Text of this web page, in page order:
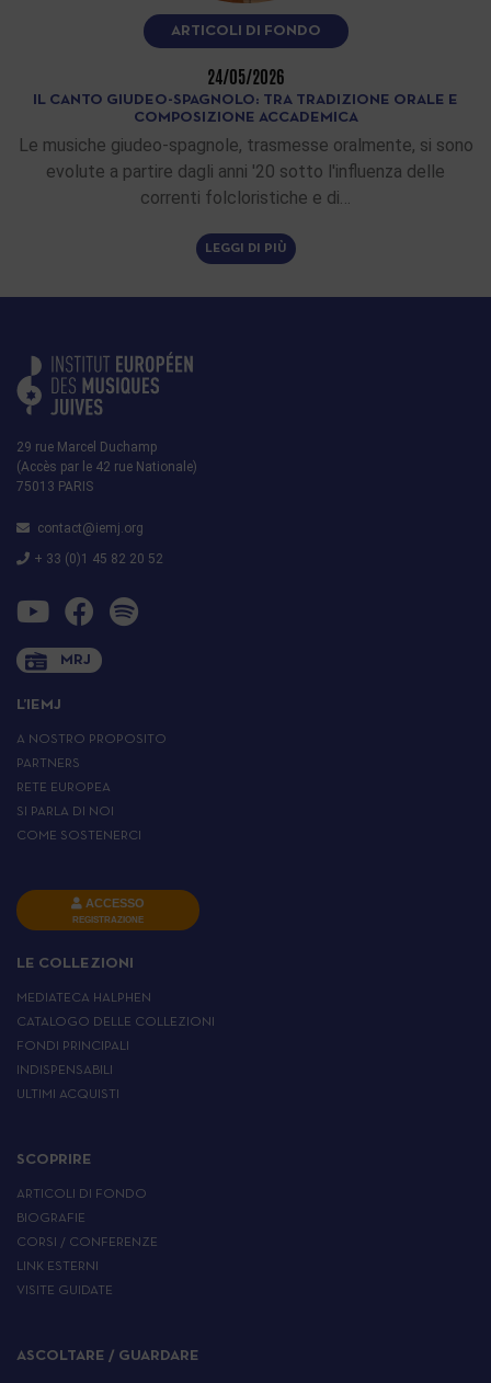
ARTICOLI DI FONDO
24/05/2026
IL CANTO GIUDEO-SPAGNOLO: TRA TRADIZIONE ORALE E
COMPOSIZIONE ACCADEMICA
Le musiche giudeo-spagnole, trasmesse oralmente, si sono
evolute a partire dagli anni '20 sotto l'influenza delle
correnti folcloristiche e di…
LEGGI DI PIÙ
29 rue Marcel Duchamp
(Accès par le 42 rue Nationale)
75013 PARIS
contact@iemj.org
+ 33 (0)1 45 82 20 52
MRJ
L’IEMJ
A NOSTRO PROPOSITO
PARTNERS
RETE EUROPEA
SI PARLA DI NOI
COME SOSTENERCI
ACCESSO
REGISTRAZIONE
LE COLLEZIONI
MEDIATECA HALPHEN
CATALOGO DELLE COLLEZIONI
FONDI PRINCIPALI
INDISPENSABILI
ULTIMI ACQUISTI
SCOPRIRE
ARTICOLI DI FONDO
BIOGRAFIE
CORSI / CONFERENZE
LINK ESTERNI
VISITE GUIDATE
ASCOLTARE / GUARDARE